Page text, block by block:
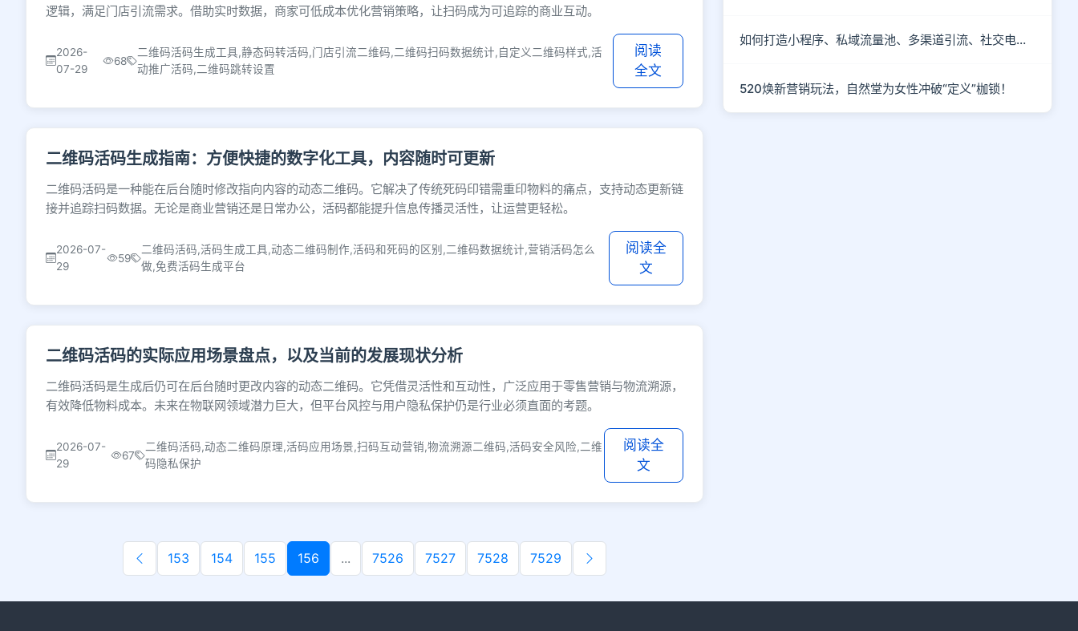
逻辑，满足门店引流需求。借助实时数据，商家可低成本优化营销策略，让扫码成为可追踪的商业互动。
2026-
07-29
68
二维码活码生成工具,静态码转活码,门店引流二维码,二维码扫码数据统计,自定义二维码样式,活
动推广活码,二维码跳转设置
阅读
全文
二维码活码生成指南：方便快捷的数字化工具，内容随时可更新
二维码活码是一种能在后台随时修改指向内容的动态二维码。它解决了传统死码印错需重印物料的痛点，支持动态更新链
接并追踪扫码数据。无论是商业营销还是日常办公，活码都能提升信息传播灵活性，让运营更轻松。
2026-07-
29
59
二维码活码,活码生成工具,动态二维码制作,活码和死码的区别,二维码数据统计,营销活码怎么
做,免费活码生成平台
阅读全
文
二维码活码的实际应用场景盘点，以及当前的发展现状分析
二维码活码是生成后仍可在后台随时更改内容的动态二维码。它凭借灵活性和互动性，广泛应用于零售营销与物流溯源，
有效降低物料成本。未来在物联网领域潜力巨大，但平台风控与用户隐私保护仍是行业必须直面的考题。
2026-07-
29
67
二维码活码,动态二维码原理,活码应用场景,扫码互动营销,物流溯源二维码,活码安全风险,二维
码隐私保护
阅读全
文
153 154 155 156 ... 7526 7527 7528 7529
如何打造小程序、私域流量池、多渠道引流、社交电商玩法？
520焕新营销玩法，自然堂为女性冲破“定义”枷锁！